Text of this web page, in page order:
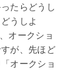
たらどうし
うしよ
オークショ
が、先ほど
オークショ